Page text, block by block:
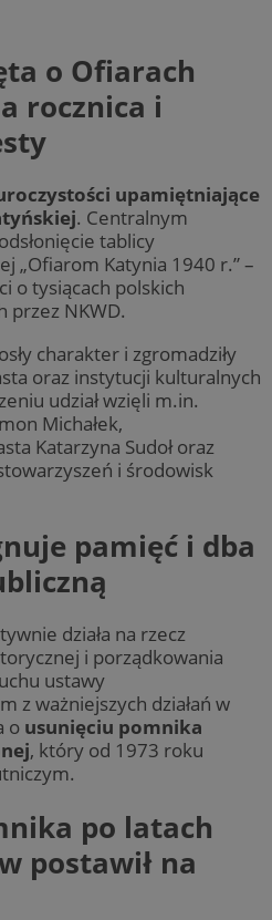
o Ofiarach
rocznica i
upamiętniające
. Centralnym
tablicy
„Ofiarom Katynia 1940 r.” –
o tysiącach polskich
przez NKWD.
charakter i zgromadziły
oraz instytucji kulturalnych
udział wzięli m.in.
Michałek,
Katarzyna Sudoł oraz
i środowisk
pamięć i dba
działa na rzecz
i porządkowania
ustawy
z ważniejszych działań w
o usunięciu pomnika
, który od 1973 roku
po latach
postawił na